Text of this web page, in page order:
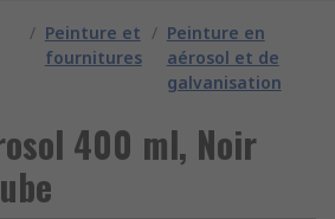
/ Peinture et
fournitures
/ Peinture en
aérosol et de
galvanisation
400 ml, Noir